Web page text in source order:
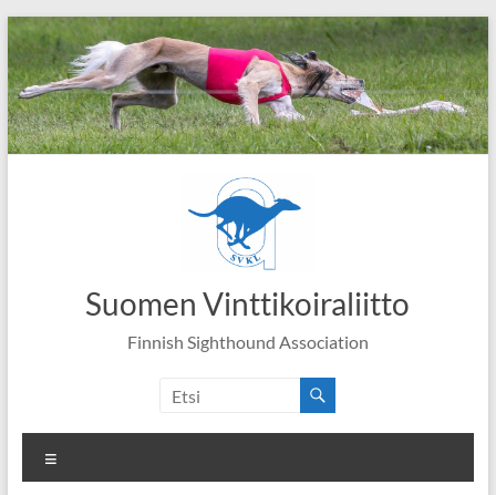
Skip
to
content
Suomen Vinttikoiraliitto
Finnish Sighthound Association